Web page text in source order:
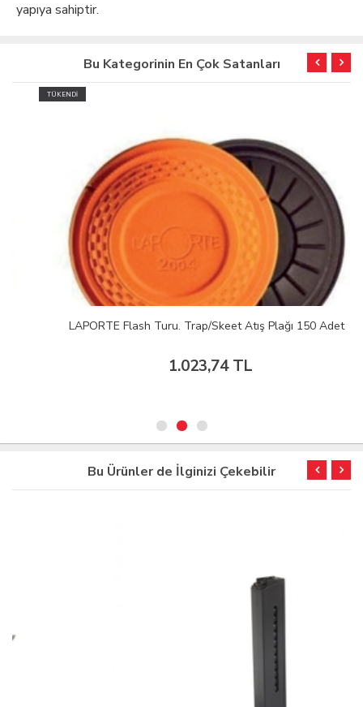
yapıya sahiptir.
Bu Kategorinin En Çok Satanları
TÜKENDİ
LAPORTE Flash Turu. Trap/Skeet Atış Plağı 150 Adet
1.023,74 TL
Bu Ürünler de İlginizi Çekebilir